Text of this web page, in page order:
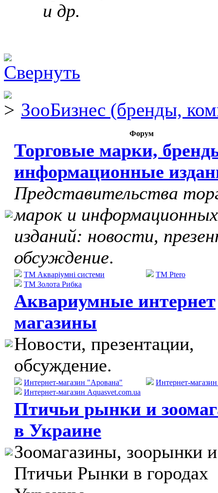
и др.
ЗооБизнес (бренды,
Форум
Торговые марки,
информационные
Представительства
марок и информационных
изданий: новости,
обсуждение.
ТМ Акваріумні системи
ТМ Золота Рибка
TM Ptero
Аквариумные интернет
магазины
Новости, презентации,
обсуждение.
Интернет-магазин "Арована"
Интернет-магазин Aquasvet.com.ua
Интернет-
Птичьи рынки и
в Украине
Зоомагазины, зоорынки и
Птичьи Рынки в городах